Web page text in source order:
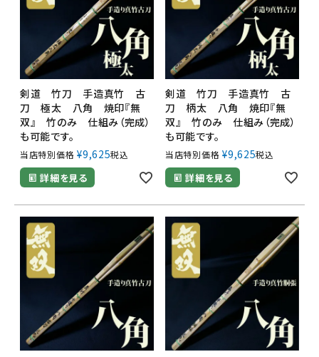
剣道 竹刀 手造真竹 古
刀 極太 八角 焼印『無
双』 竹のみ 仕組み（完成）
も可能です。
当店特別価格 ¥9,625税込
詳細を見る
剣道 竹刀 手造真竹 古
刀 柄太 八角 焼印『無
双』 竹のみ 仕組み（完成）
も可能です。
当店特別価格 ¥9,625税込
詳細を見る